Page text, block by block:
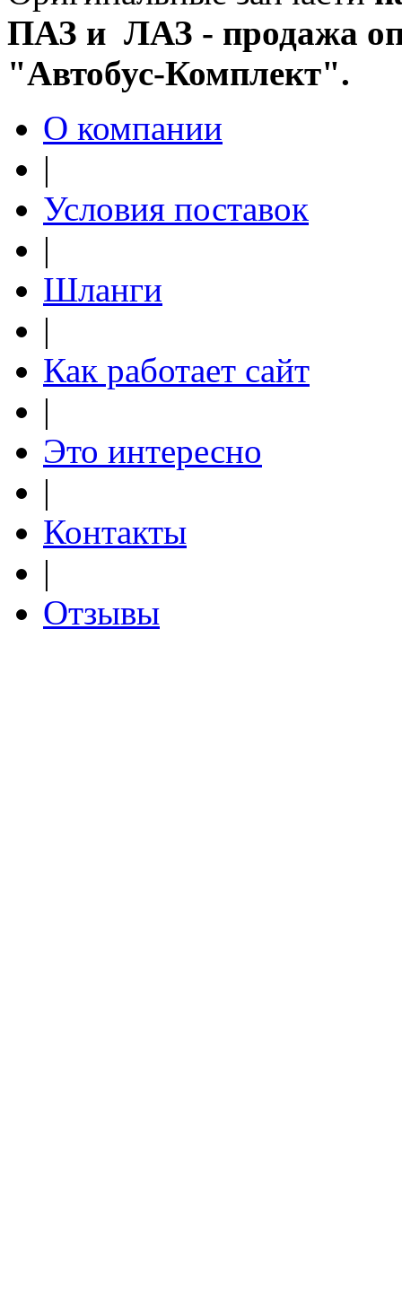
ПАЗ и ЛАЗ - продажа
"Автобус-Комплект".
О компании
|
Условия поставок
|
Шланги
|
Как работает сайт
|
Это интересно
|
Контакты
|
Отзывы